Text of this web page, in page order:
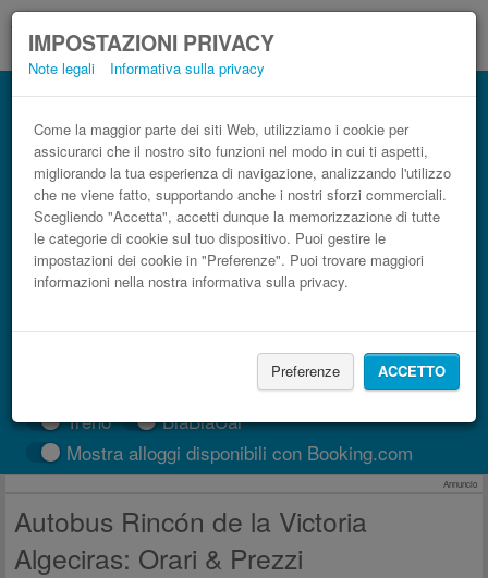
IMPOSTAZIONI PRIVACY
Note legali Informativa sulla privacy
Come la maggior parte dei siti Web, utilizziamo i cookie per
assicurarci che il nostro sito funzioni nel modo in cui ti aspetti,
migliorando la tua esperienza di navigazione, analizzando l'utilizzo
che ne viene fatto, supportando anche i nostri sforzi commerciali.
Scegliendo "Accetta", accetti dunque la memorizzazione di tutte
le categorie di cookie sul tuo dispositivo. Puoi gestire le
impostazioni dei cookie in "Preferenze". Puoi trovare maggiori
informazioni nella nostra informativa sulla privacy.
Preferenze ACCETTO
Autobus Algeciras Rincón de la Victoria
low cost
Prenota il biglietto del pullman più economico
CERCA LE CORSE
Treno
BlaBlaCar
Mostra alloggi disponibili con Booking.com
Annuncio
Autobus Rincón de la Victoria
Algeciras: Orari & Prezzi